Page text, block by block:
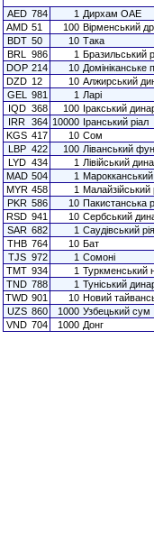
AED 784 1 Дирхам ОАЕ
AMD 51 100 Вірменський
BDT 50 10 Така
BRL
986 1 Бразильський
DOP 214 10 Домініканське
DZD 12 10 Алжирський
GEL
981 1 Ларі
IQD 368 100 Іракський
IRR 364 10000 Іранський ріал
KGS 417 10 Сом
LBP 422 100 Ліванський
LYD 434 1 Лівійський
MAD 504 1
MYR 458 1 Малайзійський
PKR 586 10 Пакистанська
RSD 941 10 Сербський
SAR 682 1 Саудівський
THB 764 10 Бат
TJS 972 1 Сомоні
TMT 934 1 Туркменський
TND 788 1 Туніський
TWD 901 10 Новий
UZS 860 1000 Узбецький сум
VND 704 1000 Донг